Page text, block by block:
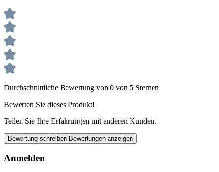
Durchschnittliche Bewertung von 0 von 5 Sternen
Bewerten Sie dieses Produkt!
Teilen Sie Ihre Erfahrungen mit anderen Kunden.
Bewertung schreiben Bewertungen anzeigen
Anmelden